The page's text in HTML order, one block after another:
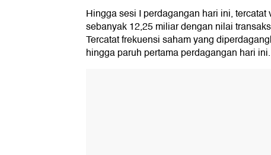
Hingga sesi I perdagangan hari ini,
sebanyak 12,25 miliar dengan nilai
Tercatat frekuensi saham yang
hingga paruh pertama perdagangan hari ini.